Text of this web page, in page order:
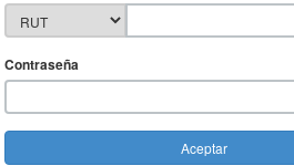
Contraseña